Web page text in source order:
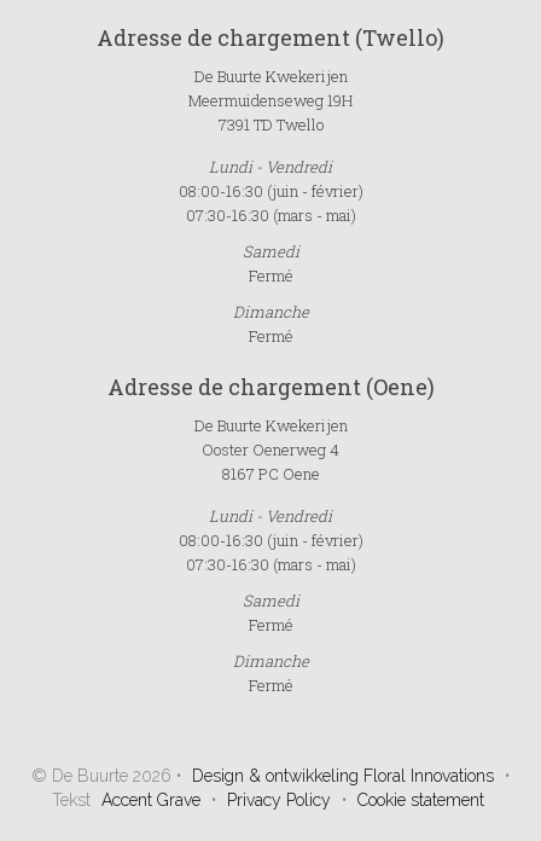
Adresse de chargement (Twello)
De Buurte Kwekerijen
Meermuidenseweg 19H
7391 TD Twello
Lundi - Vendredi
08:00-16:30 (juin - février)
07:30-16:30 (mars - mai)
Samedi
Fermé
Dimanche
Fermé
Adresse de chargement (Oene)
De Buurte Kwekerijen
Ooster Oenerweg 4
8167 PC Oene
Lundi - Vendredi
08:00-16:30 (juin - février)
07:30-16:30 (mars - mai)
Samedi
Fermé
Dimanche
Fermé
© De Buurte 2026 • Design & ontwikkeling Floral Innovations
•
Tekst Accent Grave • Privacy Policy • Cookie statement